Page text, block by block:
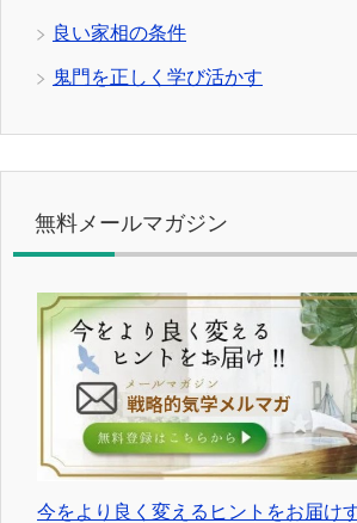
良い家相の条件
鬼門を正しく学び活かす
無料メールマガジン
今をより良く変えるヒントをお届け